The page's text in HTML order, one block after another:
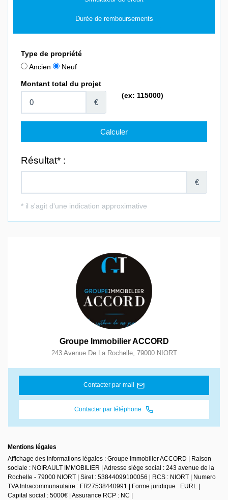
Durée de remboursements
Groupe Immobilier ACCORD
243 Avenue De La Rochelle, 79000 NIORT
Contacter par mail
Contacter par téléphone
Mentions légales
Affichage des informations légales : Groupe Immobilier ACCORD | Raison
sociale : NOIRAULT IMMOBILIER | Adresse siège social : 243 avenue de la
Rochelle - 79000 NIORT | Siret : 53844099100056 | RCS : NIORT | Numero
TVA Intracommunautaire : FR27538440991 | Forme juridique : EURL |
Capital social : 5000€ | Assurance RCP : NC |